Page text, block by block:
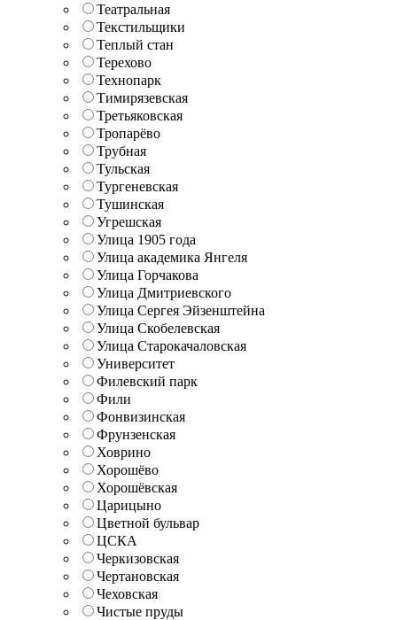
Театральная
Текстильщики
Теплый стан
Терехово
Технопарк
Тимирязевская
Третьяковская
Тропарёво
Трубная
Тульская
Тургеневская
Тушинская
Угрешская
Улица 1905 года
Улица академика Янгеля
Улица Горчакова
Улица Дмитриевского
Улица Сергея Эйзенштейна
Улица Скобелевская
Улица Старокачаловская
Университет
Филевский парк
Фили
Фонвизинская
Фрунзенская
Ховрино
Хорошёво
Хорошёвская
Царицыно
Цветной бульвар
ЦСКА
Черкизовская
Чертановская
Чеховская
Чистые пруды